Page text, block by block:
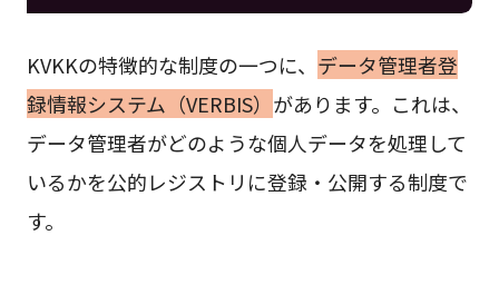
KVKKの特徴的な制度の一つに、 データ管理者登
録情報システム（VERBIS） があります。これは、
データ管理者がどのような個人データを処理して
いるかを公的レジストリに登録・公開する制度で
す。